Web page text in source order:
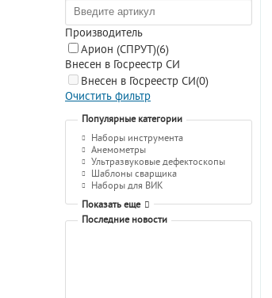
Производитель
Арион (СПРУТ)(6)
Внесен в Госреестр СИ
Внесен в Госреестр СИ(0)
Очистить фильтр
Популярные категории
Наборы инструмента
Анемометры
Ультразвуковые дефектоскопы
Шаблоны сварщика
Наборы для ВИК
Показать еще
Последние новости